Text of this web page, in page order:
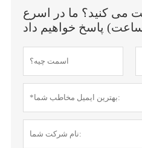
می کنید؟ ما در اسرع